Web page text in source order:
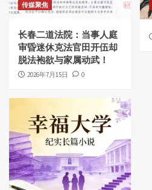
传媒聚焦
长春二道法院：当事人庭
审昏迷休克法官田开伍却
脱法袍欲与家属动武！
2026年7月15日 0